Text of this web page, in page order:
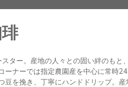
ター。産地の人々との固い絆のもと
ーナーでは指定農園産を中心に常時
豆を挽き、丁寧にハンドドリップ。